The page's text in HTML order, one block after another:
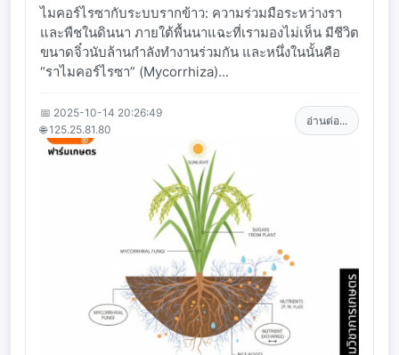
ไมคอร์ไรซากับระบบรากข้าว: ความร่วมมือระหว่างรา
และพืชในดินนา ภายใต้พื้นนาแฉะที่เรามองไม่เห็น มีชีวิต
ขนาดจิ๋วนับล้านกำลังทำงานร่วมกัน และหนึ่งในนั้นคือ
“ราไมคอร์ไรซา” (Mycorrhiza)...
📅 2025-10-14 20:26:49
🌐 125.25.81.80
อ่านต่อ...